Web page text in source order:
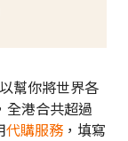
幫你將世界各
全港合共超過
代購服務 ，填寫